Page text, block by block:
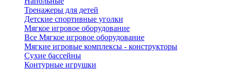
Тренажеры для детей
Детские спортивные уголки
Мягкое игровое оборудование
Все Мягкое игровое оборудование
Мягкие игровые комплексы - конструкторы
Сухие бассейны
Контурные игрушки